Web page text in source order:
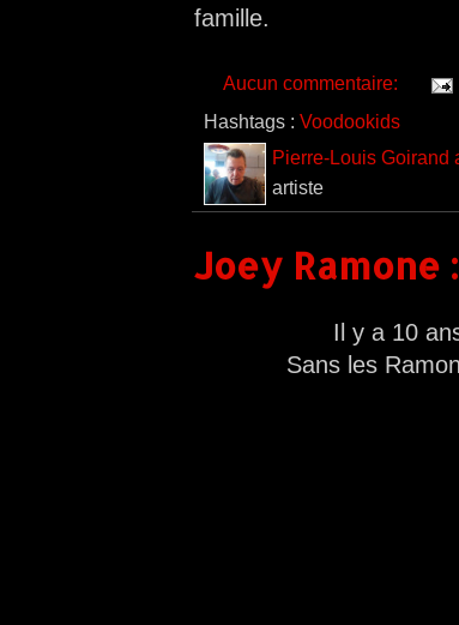
famille.
Aucun commentaire:
Hashtags : Voodookids
Pierre-Louis Goirand
artiste
Joey Ramone
Il y a 10
Sans les